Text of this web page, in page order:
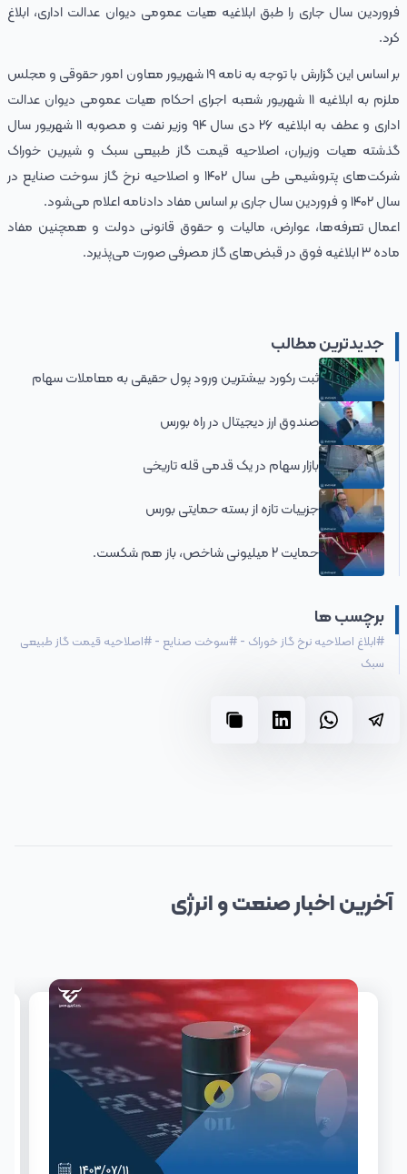
فروردین سال جاری را طبق ابلاغیه هیات عمومی دیوان عدالت اداری، ابلاغ
کرد.
بر اساس این گزارش با توجه به نامه ۱۹ شهریور معاون امور حقوقی و مجلس
ملزم به ابلاغیه ۱۱ شهریور شعبه اجرای احکام هیات عمومی دیوان عدالت
اداری و عطف به ابلاغیه ۲۶ دی سال ۹۴ وزیر نفت و مصوبه ۱۱ شهریور سال
گذشته هیات وزیران، اصلاحیه قیمت گاز طبیعی سبک و شیرین خوراک
شرکت‌های پتروشیمی طی سال ۱۴۰۲ و اصلاحیه نرخ گاز سوخت صنایع در
سال ۱۴۰۲ و فروردین سال جاری بر اساس مفاد دادنامه اعلام می‌شود.
اعمال تعرفه‌ها، عوارض، مالیات و حقوق قانونی دولت و همچنین مفاد
ماده ۳ ابلاغیه فوق در قبض‌های گاز مصرفی صورت می‌پذیرد.
جدیدترین مطالب
ثبت رکورد بیشترین ورود پول حقیقی به معاملات سهام
صندوق ارز دیجیتال در راه بورس
بازار سهام در یک قدمی قله تاریخی
جزییات تازه از بسته حمایتی بورس
حمایت 2 میلیونی شاخص، باز هم شکست.
برچسب ها
#ابلاغ اصلاحیه نرخ گاز خوراک -
#سوخت صنایع -
#اصلاحیه قیمت گاز طبیعی
سبک
آخریناخبارصنعت و انرژی